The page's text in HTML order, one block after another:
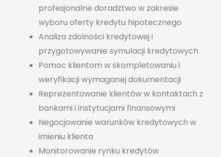
profesjonalne doradztwo w zakresie
wyboru oferty kredytu hipotecznego
Analiza zdolności kredytowej i
przygotowywanie symulacji kredytowych
Pomoc klientom w skompletowaniu i
weryfikacji wymaganej dokumentacji
Reprezentowanie klientów w kontaktach z
bankami i instytucjami finansowymi
Negocjowanie warunków kredytowych w
imieniu klienta
Monitorowanie rynku kredytów